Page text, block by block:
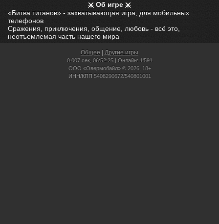
Об игре
«Битва титанов» - захватывающая игра, для мобильных
телефонов
Сражения, приключения, общение, любовь - всё это,
неотъемлемая часть нашего мира
Общее Другие игры
0.007 сек, 06:52:25 | Онлайн: 1'591
ООО «Овермобайл» © 2026, 18+
ИНН/КПП 5408290672/540801001